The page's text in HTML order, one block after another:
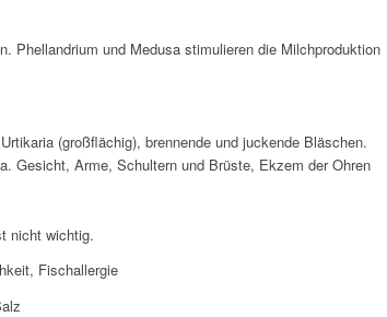
Phellandrium und Medusa stimulieren die Milchproduktion
(großflächig), brennende und juckende Bläschen.
Gesicht, Arme, Schultern und Brüste, Ekzem der Ohren
nicht wichtig.
Fischallergie